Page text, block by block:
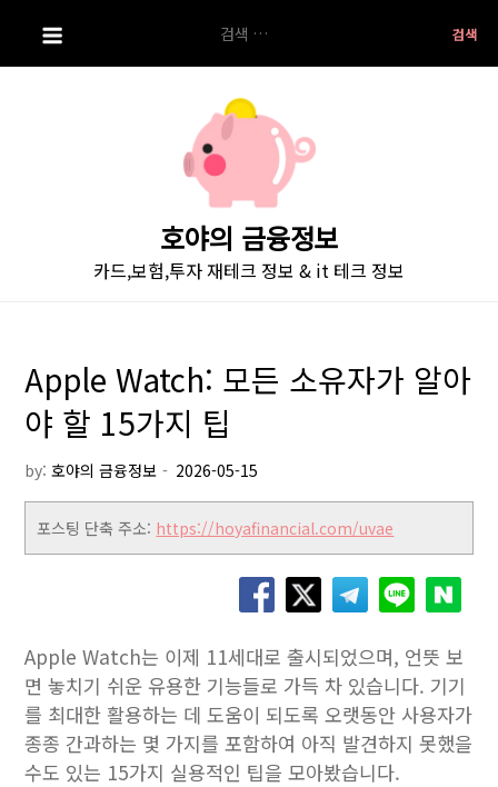
i
색:
호야의 금융정보
카드,보험,투자 재테크 정보 & it 테크 정보
Apple Watch: 모든 소유자가 알아
야 할 15가지 팁
by:호야의 금융정보
포스팅 단축 주소: https://hoyafinancial.com/uvae
Apple Watch는 이제 11세대로 출시되었으며, 언뜻 보
면 놓치기 쉬운 유용한 기능들로 가득 차 있습니다. 기기
를 최대한 활용하는 데 도움이 되도록 오랫동안 사용자가
종종 간과하는 몇 가지를 포함하여 아직 발견하지 못했을
수도 있는 15가지 실용적인 팁을 모아봤습니다.